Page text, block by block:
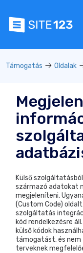
Támogatás Oldalak
Külső
származó adatokat
megjeleníteni.
(Custom Code)
szolgáltatás
kód rendelkezésre
külső kódok
támogatást, és nem
terveknek